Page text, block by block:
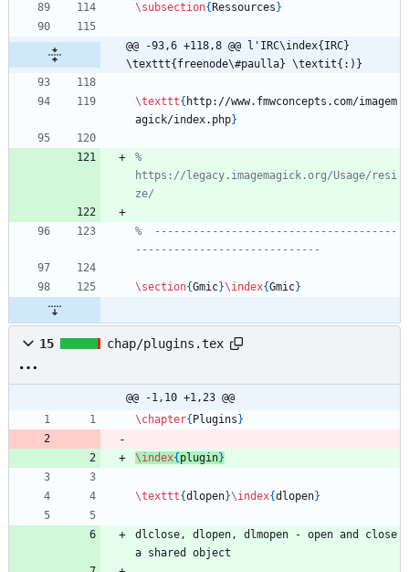
\subsection{ Ressources }
@@ -93,6 +118,8 @@ l'IRC\index{IRC}
\texttt{freenode\#paulla} \textit{:)}
\texttt{ http://www.fmwconcepts.com/imagem
agick/index.php}
%
https://legacy.imagemagick.org/Usage/resi
%  --------------------------------------
\section{Gmic}\index{Gmic}
15 chap/plugins.tex
@@ -1,10 +1,23 @@
\chapter{ Plugins }
\index{ plugin}
\texttt{dlopen}\index{dlopen}
dlclose, dlopen, dlmopen - open and close